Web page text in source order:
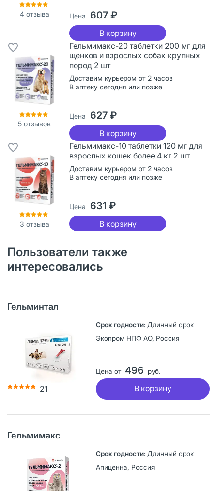
4отзыва Цена 607 ₽
В корзину
5 отзывов
Гельмимакс-20 таблетки 200 мг для
щенков и взрослых собак крупных
пород 2 шт
Доставим курьером от 2 часов
В аптеку сегодня или позже
Цена 627 ₽
В корзину
3 отзыва
Гельмимакс-10 таблетки 120 мг для
взрослых кошек более 4 кг 2 шт
Доставим курьером от 2 часов
В аптеку сегодня или позже
Цена 631 ₽
В корзину
Пользователи также
интересовались
Гельминтал
21
Длинный срок
Экопром НПФ АО, Россия
Цена от 496 руб.
В корзину
Гельмимакс
Длинный срок
Апиценна, Россия